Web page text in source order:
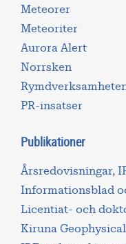
Meteorer
Meteoriter
Aurora Alert
Norrsken
PR-insatser
Publikationer
Årsredovisningar,
Informationsblad
Licentiat- och
Kiruna